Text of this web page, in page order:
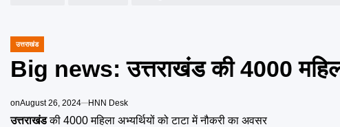
POSTED
उत्तराखंड
Big news: उत्तराखंड की 4000
onAugust 26, 2024 HNN Desk
उत्तराखंडकी 4000 महिला अभ्यर्थियों को टाटा में नौकरी का अवसर